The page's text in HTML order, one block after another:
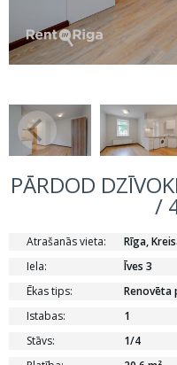
PĀRDOD
/
Atrašanās vieta:
Rīga,
Iela:
Īves 3
Ēkas tips:
Renovēta
Istabas:
1
Stāvs:
1/4